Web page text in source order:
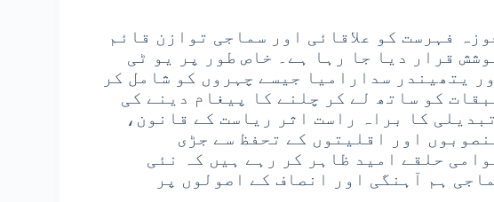
فہرست کو علاقائی اور سماجی توازن قائم
قرار دیا جا رہا ہے۔ خاص طور پر یو ٹی
یتھیندر سدارامیا جیسے چہروں کو شامل کر
کو ساتھ لے کر چلنے کا پیغام دینے کی
کا براہ راست اثر ریاست کے قانون،
اور اقلیتوں کے تحفظ سے جڑی
حلقے امید ظاہر کر رہے ہیں کہ نئی
ہم آہنگی اور انصاف کے اصولوں پر